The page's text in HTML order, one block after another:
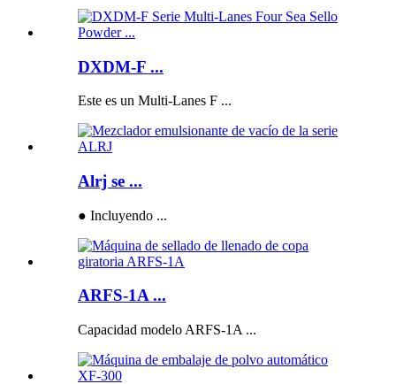
DXDM-F ...
Este es un Multi-Lanes F ...
Alrj se ...
● Incluyendo ...
ARFS-1A ...
Capacidad modelo ARFS-1A ...